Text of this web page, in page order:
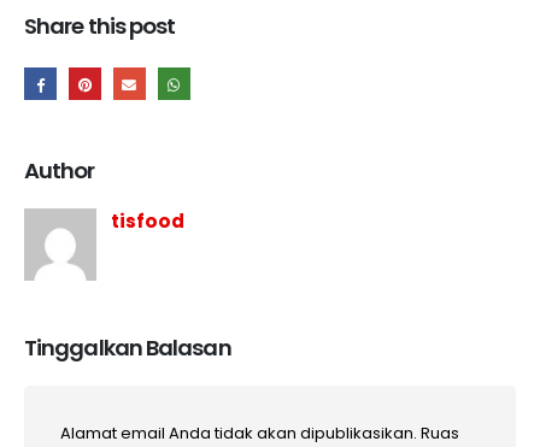
Share this post
Author
tisfood
Tinggalkan Balasan
Alamat email Anda tidak akan dipublikasikan. Ruas